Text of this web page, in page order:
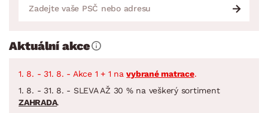
Aktuální akce
1. 8. - 31. 8. - Akce 1 + 1 navybrané matrace.
1. 8. - 31. 8. - SLEVA AŽ 30 % na veškerý sortiment
ZAHRADA.